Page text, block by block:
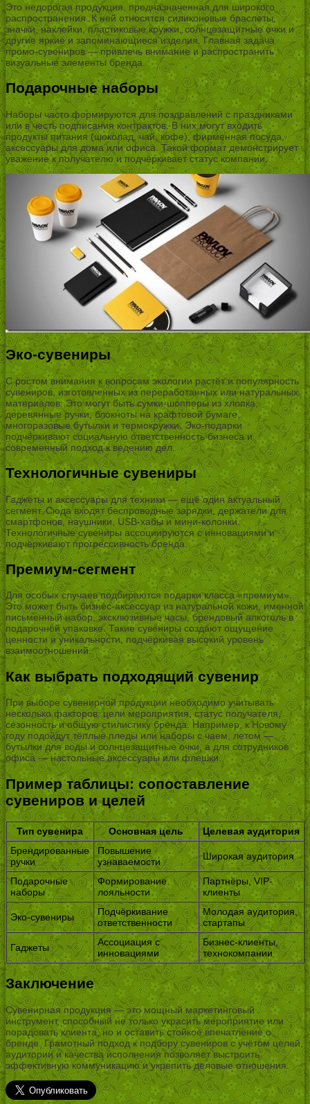
Это недорогая продукция, предназначенная для широкого
распространения. К ней относятся силиконовые браслеты,
значки, наклейки, пластиковые кружки, солнцезащитные очки и
другие яркие и запоминающиеся изделия. Главная задача
промо-сувениров — привлечь внимание и распространить
визуальные элементы бренда.
Подарочные наборы
Наборы часто формируются для поздравлений с праздниками
или в честь подписания контрактов. В них могут входить
продукты питания (шоколад, чай, кофе), фирменная посуда,
аксессуары для дома или офиса. Такой формат демонстрирует
уважение к получателю и подчёркивает статус компании.
Эко-сувениры
С ростом внимания к вопросам экологии растёт и популярность
сувениров, изготовленных из переработанных или натуральных
материалов. Это могут быть сумки-шопперы из хлопка,
деревянные ручки, блокноты на крафтовой бумаге,
многоразовые бутылки и термокружки. Эко-подарки
подчёркивают социальную ответственность бизнеса и
современный подход к ведению дел.
Технологичные сувениры
Гаджеты и аксессуары для техники — ещё один актуальный
сегмент. Сюда входят беспроводные зарядки, держатели для
смартфонов, наушники, USB-хабы и мини-колонки.
Технологичные сувениры ассоциируются с инновациями и
подчёркивают прогрессивность бренда.
Премиум-сегмент
Для особых случаев подбираются подарки класса «премиум».
Это может быть бизнес-аксессуар из натуральной кожи, именной
письменный набор, эксклюзивные часы, брендовый алкоголь в
подарочной упаковке. Такие сувениры создают ощущение
ценности и уникальности, подчёркивая высокий уровень
взаимоотношений.
Как выбрать подходящий сувенир
При выборе сувенирной продукции необходимо учитывать
несколько факторов: цели мероприятия, статус получателя,
сезонность и общую стилистику бренда. Например, к Новому
году подойдут тёплые пледы или наборы с чаем, летом —
бутылки для воды и солнцезащитные очки, а для сотрудников
офиса — настольные аксессуары или флешки.
Пример таблицы: сопоставление
сувениров и целей
Тип сувенира Основная цель
Целевая аудитория
Брендированные
ручки
Повышение
узнаваемости
Широкая аудитория
Подарочные
наборы
Формирование
лояльности
Партнёры, VIP-
клиенты
Эко-сувениры
Подчёркивание
ответственности
Молодая аудитория,
стартапы
Гаджеты
Ассоциация с
инновациями
Бизнес-клиенты,
технокомпании
Заключение
Сувенирная продукция — это мощный маркетинговый
инструмент, способный не только украсить мероприятие или
порадовать клиента, но и оставить стойкое впечатление о
бренде. Грамотный подход к подбору сувениров с учётом целей,
аудитории и качества исполнения позволяет выстроить
эффективную коммуникацию и укрепить деловые отношения.